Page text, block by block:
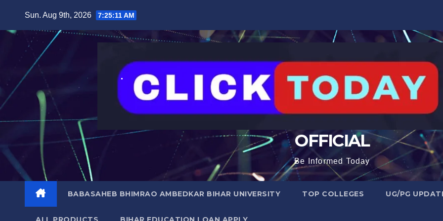
content
Sun. Aug 9th, 2026 7:25:12 AM
OFFICIAL
Be Informed Today
BABASAHEB BHIMRAO AMBEDKAR BIHAR UNIVERSITY TOP COLLEGES UG/PG